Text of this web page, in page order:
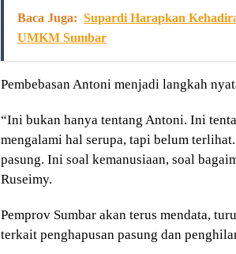
Baca Juga: Supardi Harapkan
UMKM Sumbar
Pembebasan Antoni menjadi langkah
“Ini bukan hanya tentang Antoni. Ini
mengalami hal serupa, tapi belum
pasung. Ini soal kemanusiaan, soal
Ruseimy.
Pemprov Sumbar akan terus mendata,
terkait penghapusan pasung dan